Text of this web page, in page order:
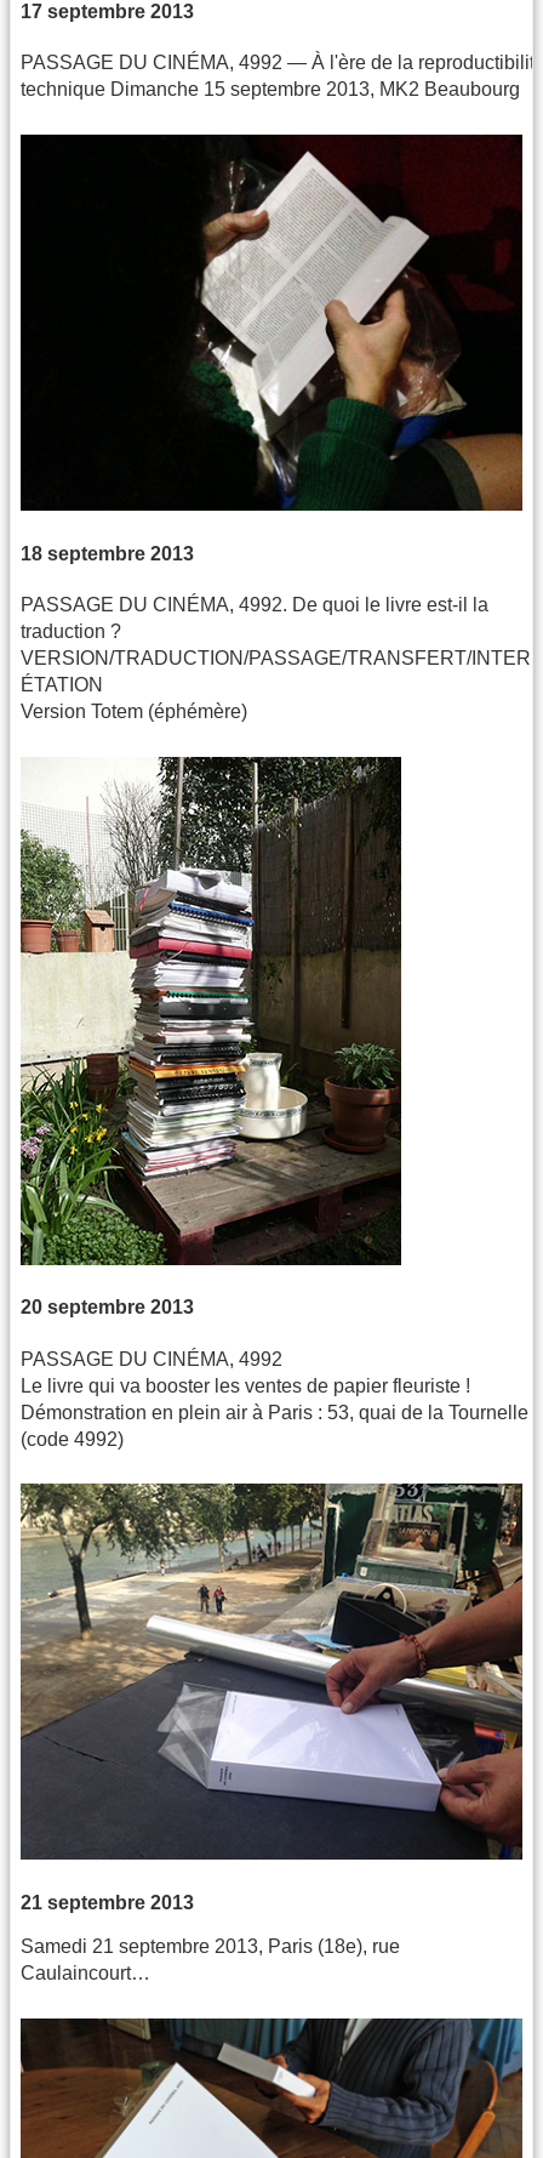
17 septembre 2013
PASSAGE DU CINÉMA, 4992 — À l'ère de la
technique Dimanche 15 septembre 2013, MK2 Beaubourg
18 septembre 2013
PASSAGE DU CINÉMA, 4992. De quoi le livre est-il la
traduction ?
VERSION/TRADUCTION/PASSAGE/TRANSFERT/
ÉTATION
Version Totem (éphémère)
20 septembre 2013
PASSAGE DU CINÉMA, 4992
Le livre qui va booster les ventes de papier fleuriste !
Démonstration en plein air à Paris : 53, quai de la Tournelle
(code 4992)
21 septembre 2013
Samedi 21 septembre 2013, Paris (18e), rue
Caulaincourt…